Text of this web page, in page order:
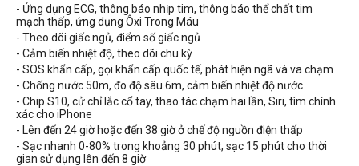
- Ứng dụng ECG, thông báo nhịp tim, thông báo thể chất tim
mạch thấp, ứng dụng Ôxi Trong Máu
- Theo dõi giấc ngủ, điểm số giấc ngủ
- Cảm biến nhiệt độ, theo dõi chu kỳ
- SOS khẩn cấp, gọi khẩn cấp quốc tế, phát hiện ngã và va chạm
- Chống nước 50m, đo độ sâu 6m, cảm biến nhiệt độ nước
- Chip S10, cử chỉ lắc cổ tay, thao tác chạm hai lần, Siri, tìm chính
xác cho iPhone
- Lên đến 24 giờ hoặc đến 38 giờ ở chế độ nguồn điện thấp
- Sạc nhanh 0-80% trong khoảng 30 phút, sạc 15 phút cho thời
gian sử dụng lên đến 8 giờ